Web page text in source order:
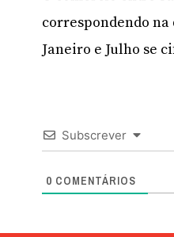
correspondendo na
Janeiro e Julho se
Subscrever
0 COMENTÁRIOS